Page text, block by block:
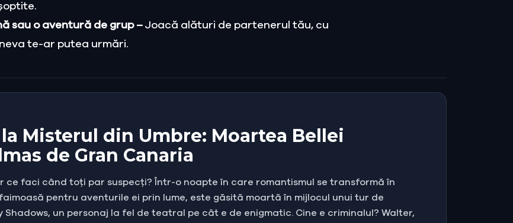
sau o aventură de grup – Joacă alături de partenerul tău, cu
te-ar putea urmări.
Misterul din Umbre: Moartea Bellei
de Gran Canaria
ce faci când toți par suspecți? Într-o noapte în care romantismul se transformă în
pentru aventurile ei prin lume, este găsită moartă în mijlocul unui tur de
un personaj la fel de teatral pe cât e de enigmatic. Cine e criminalul? Walter,